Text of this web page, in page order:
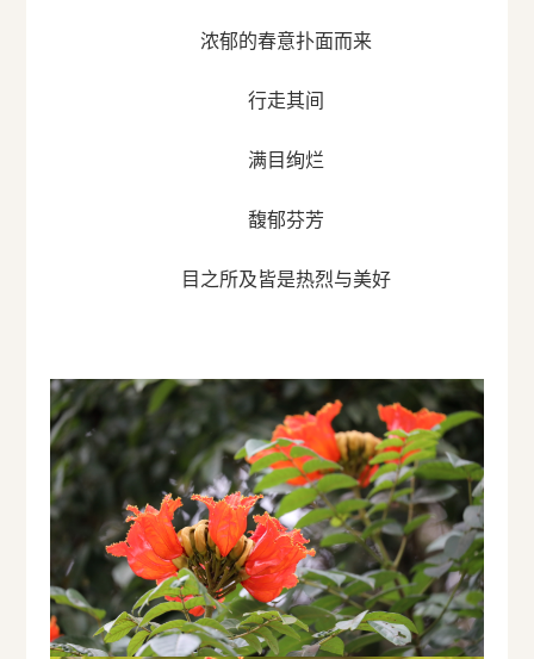
浓郁的春意扑面而来
行走其间
满目绚烂
馥郁芬芳
目之所及皆是热烈与美好